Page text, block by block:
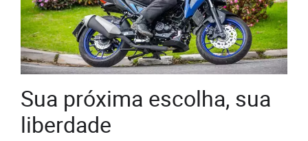
Sua próxima escolha, sua
liberdade